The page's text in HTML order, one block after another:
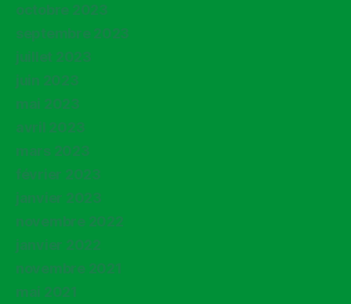
octobre 2023
septembre 2023
juillet 2023
juin 2023
mai 2023
avril 2023
mars 2023
février 2023
janvier 2023
novembre 2022
janvier 2022
novembre 2021
mai 2021